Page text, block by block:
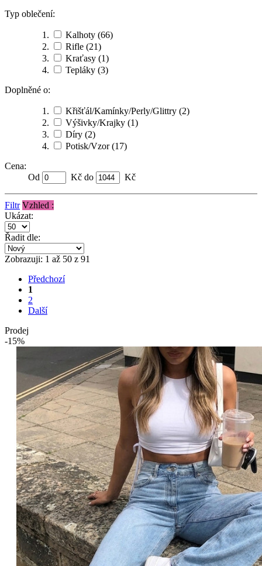
Typ oblečení:
Kalhoty (66)
Rifle (21)
Kraťasy (1)
Tepláky (3)
Doplněné o:
Křišťál/Kamínky/Perly/Glittry (2)
Výšivky/Krajky (1)
Díry (2)
Potisk/Vzor(17)
Cena:
Od
Kč do Kč
Filtr Vzhled :
Ukázat:
Řadit dle:
Zobrazuji: 1 až 50 z 91
Předchozí
1
2
Další
Prodej
-15%